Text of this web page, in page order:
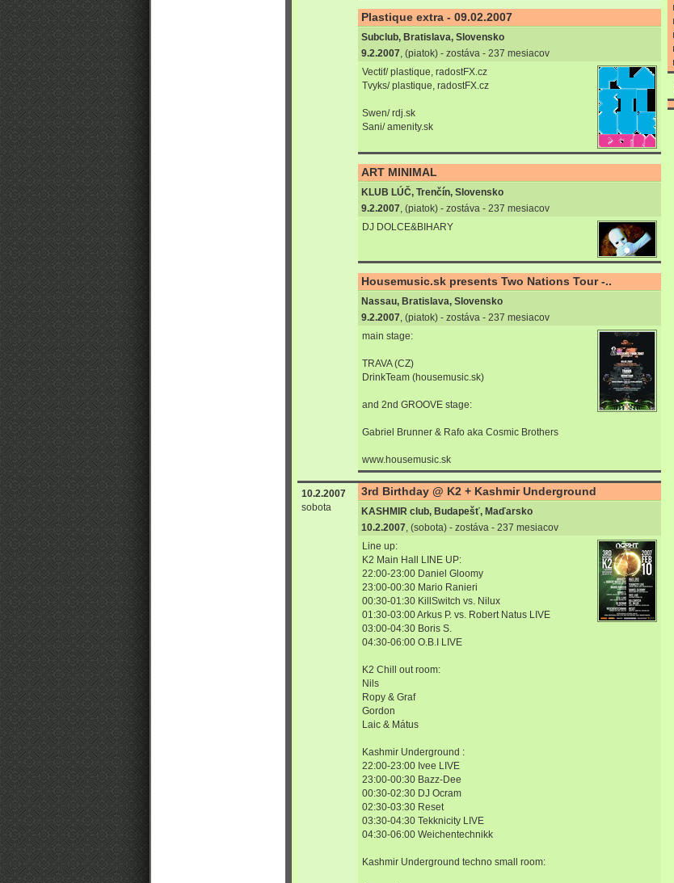
Plastique extra - 09.02.2007
Subclub, Bratislava, Slovensko
9.2.2007, (piatok) - zostáva - 237 mesiacov
Vectif/ plastique, radostFX.cz
Tvyks/ plastique, radostFX.cz
Swen/ rdj.sk
Sani/ amenity.sk
ART MINIMAL
KLUB LÚČ, Trenčín, Slovensko
9.2.2007, (piatok) - zostáva - 237 mesiacov
DJ DOLCE&BIHARY
Housemusic.sk presents Two Nations Tour -..
Nassau, Bratislava, Slovensko
9.2.2007, (piatok) - zostáva - 237 mesiacov
main stage:
TRAVA (CZ)
DrinkTeam (housemusic.sk)
and 2nd GROOVE stage:
Gabriel Brunner & Rafo aka Cosmic Brothers
www.housemusic.sk
10.2.2007
sobota
3rd Birthday @ K2 + Kashmir Underground
KASHMIR club, Budapešť, Maďarsko
10.2.2007, (sobota) - zostáva - 237 mesiacov
Line up:
K2 Main Hall LINE UP:
22:00-23:00 Daniel Gloomy
23:00-00:30 Mario Ranieri
00:30-01:30 KillSwitch vs. Nilux
01:30-03:00 Arkus P. vs. Robert Natus LIVE
03:00-04:30 Boris S.
04:30-06:00 O.B.I LIVE
K2 Chill out room:
Nils
Ropy & Graf
Gordon
Laic & Mátus
Kashmir Underground :
22:00-23:00 Ivee LIVE
23:00-00:30 Bazz-Dee
00:30-02:30 DJ Ocram
02:30-03:30 Reset
03:30-04:30 Tekknicity LIVE
04:30-06:00 Weichentechnikk
Kashmir Underground techno small room: